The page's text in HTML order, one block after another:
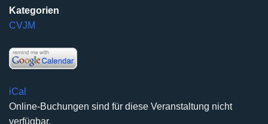
Kategorien
CVJM
iCal
Online-Buchungen sind für diese Veranstaltung nicht
verfügbar.